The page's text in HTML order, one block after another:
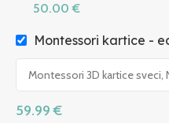
50.00€
Montessori kartice -
59.99€